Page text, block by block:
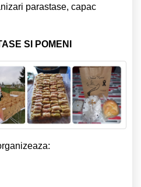
parastase, capac
SI POMENI